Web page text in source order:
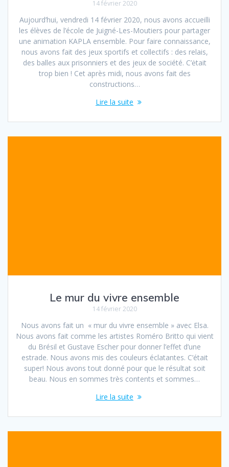
14 février 2020
Aujourd’hui, vendredi 14 février 2020, nous avons accueilli
les élèves de l’école de Juigné-Les-Moutiers pour partager
une animation KAPLA ensemble. Pour faire connaissance,
nous avons fait des jeux sportifs et collectifs : des relais,
des balles aux prisonniers et des jeux de société. C’ėtait
trop bien ! Cet après midi, nous avons fait des
constructions…
Lire la suite
Le mur du vivre ensemble
14 février 2020
Nous avons fait un « mur du vivre ensemble » avec Elsa.
Nous avons fait comme les artistes Roméro Britto qui vient
du Brésil et Gustave Escher pour donner l’effet d’une
estrade. Nous avons mis des couleurs éclatantes. C’était
super! Nous avons tout donné pour que le résultat soit
beau. Nous en sommes très contents et sommes…
Lire la suite